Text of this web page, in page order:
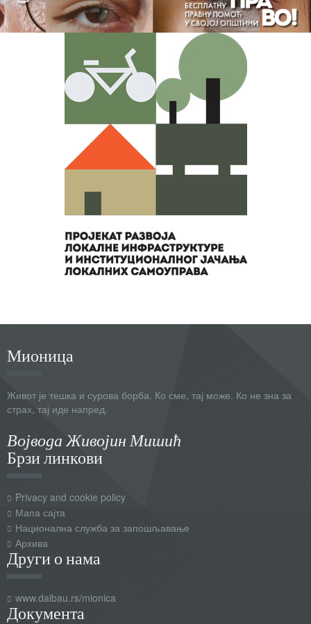
Мионица
Живот је тешка и сурова борба. Ко сме, тај може. Ко не зна за
страх, тај иде напред.
Војвода Живојин Мишић
Брзи линкови
Privacy and cookie policy
Мапа сајта
Национална служба за запошљавање
Архива
Други о нама
www.daibau.rs/mionica
Документа